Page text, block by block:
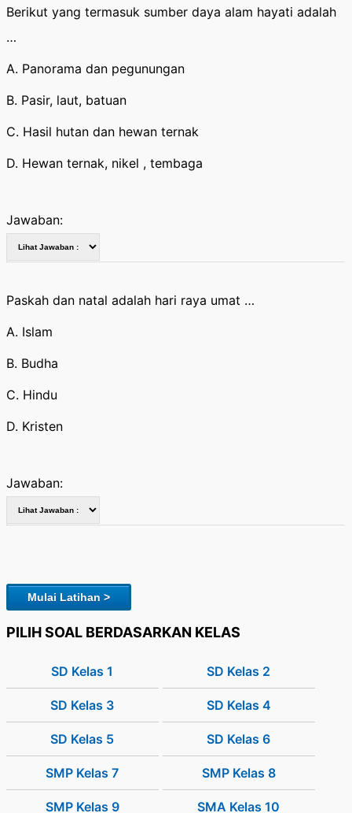
Berikut yang termasuk sumber daya alam hayati adalah
…
A. Panorama dan pegunungan
B. Pasir, laut, batuan
C. Hasil hutan dan hewan ternak
D. Hewan ternak, nikel , tembaga
Jawaban:
Paskah dan natal adalah hari raya umat …
A. Islam
B. Budha
C. Hindu
D. Kristen
Jawaban:
Mulai Latihan >
PILIH SOAL BERDASARKAN KELAS
SD Kelas 1 SD Kelas 2
SD Kelas 3 SD Kelas 4
SD Kelas 5 SD Kelas 6
SMP Kelas 7 SMP Kelas 8
SMP Kelas 9 SMA Kelas 10